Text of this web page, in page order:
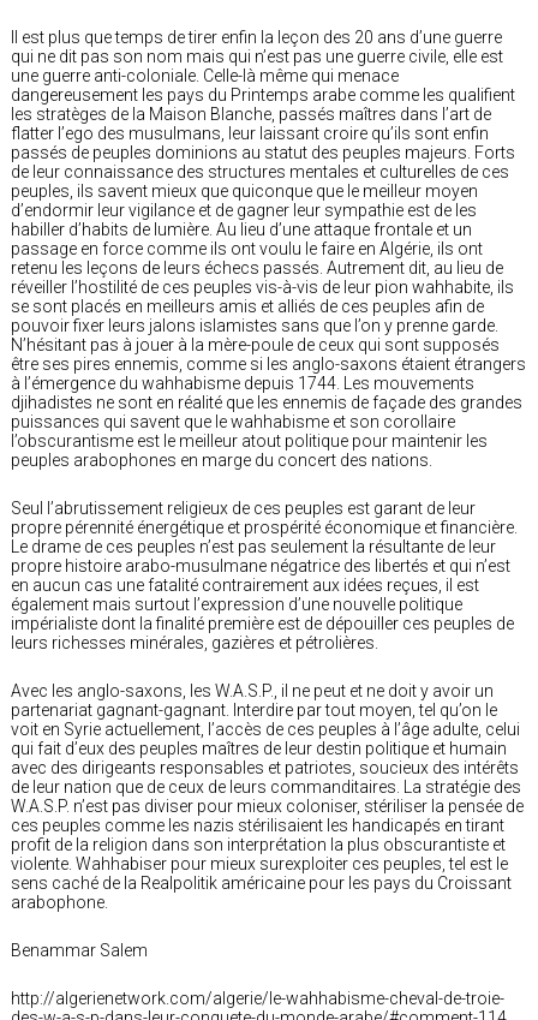
Il est plus que temps de tirer enfin la leçon des 20 ans d’une guerre
qui ne dit pas son nom mais qui n’est pas une guerre civile, elle est
une guerre anti-coloniale. Celle-là même qui menace
dangereusement les pays du Printemps arabe comme les qualifient
les stratèges de la Maison Blanche, passés maîtres dans l’art de
flatter l’ego des musulmans, leur laissant croire qu’ils sont enfin
passés de peuples dominions au statut des peuples majeurs. Forts
de leur connaissance des structures mentales et culturelles de ces
peuples, ils savent mieux que quiconque que le meilleur moyen
d’endormir leur vigilance et de gagner leur sympathie est de les
habiller d’habits de lumière. Au lieu d’une attaque frontale et un
passage en force comme ils ont voulu le faire en Algérie, ils ont
retenu les leçons de leurs échecs passés. Autrement dit, au lieu de
réveiller l’hostilité de ces peuples vis-à-vis de leur pion wahhabite, ils
se sont placés en meilleurs amis et alliés de ces peuples afin de
pouvoir fixer leurs jalons islamistes sans que l’on y prenne garde.
N’hésitant pas à jouer à la mère-poule de ceux qui sont supposés
être ses pires ennemis, comme si les anglo-saxons étaient étrangers
à l’émergence du wahhabisme depuis 1744. Les mouvements
djihadistes ne sont en réalité que les ennemis de façade des grandes
puissances qui savent que le wahhabisme et son corollaire
l’obscurantisme est le meilleur atout politique pour maintenir les
peuples arabophones en marge du concert des nations.
Seul l’abrutissement religieux de ces peuples est garant de leur
propre pérennité énergétique et prospérité économique et financière.
Le drame de ces peuples n’est pas seulement la résultante de leur
propre histoire arabo-musulmane négatrice des libertés et qui n’est
en aucun cas une fatalité contrairement aux idées reçues, il est
également mais surtout l’expression d’une nouvelle politique
impérialiste dont la finalité première est de dépouiller ces peuples de
leurs richesses minérales, gazières et pétrolières.
Avec les anglo-saxons, les W.A.S.P., il ne peut et ne doit y avoir un
partenariat gagnant-gagnant. Interdire par tout moyen, tel qu’on le
voit en Syrie actuellement, l’accès de ces peuples à l’âge adulte, celui
qui fait d’eux des peuples maîtres de leur destin politique et humain
avec des dirigeants responsables et patriotes, soucieux des intérêts
de leur nation que de ceux de leurs commanditaires. La stratégie des
W.A.S.P. n’est pas diviser pour mieux coloniser, stériliser la pensée de
ces peuples comme les nazis stérilisaient les handicapés en tirant
profit de la religion dans son interprétation la plus obscurantiste et
violente. Wahhabiser pour mieux surexploiter ces peuples, tel est le
sens caché de la Realpolitik américaine pour les pays du Croissant
arabophone.
Benammar Salem
http://algerienetwork.com/algerie/le-wahhabisme-cheval-de-troie-